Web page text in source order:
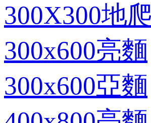
300X300地
300x600亮麵
300x600亞麵